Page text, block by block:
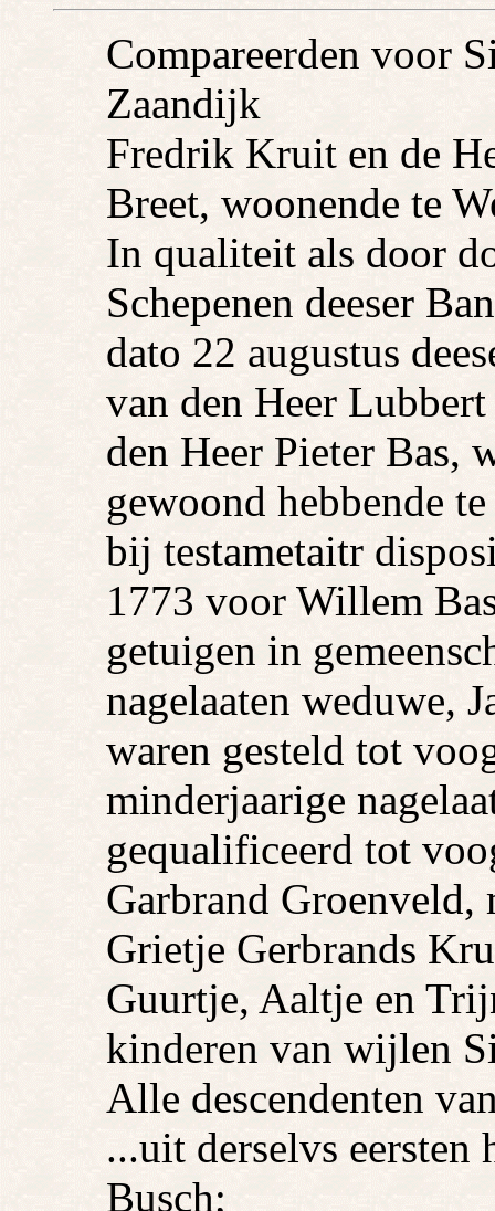
Compareerden voor
Zaandijk
Fredrik Kruit en de
Breet, woonende te
In qualiteit als door
Schepenen deeser
dato 22 augustus
van den Heer
den Heer Pieter Bas,
gewoond hebbende
bij testametaitr
1773 voor Willem
getuigen in
nagelaaten weduwe,
waren gesteld tot
minderjaarige
gequalificeerd tot
Garbrand
Grietje Gerbrands
Guurtje, Aaltje en
kinderen van wijlen
Alle descendenten
...uit derselvs
Busch;